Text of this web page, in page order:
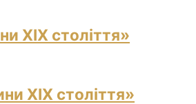
ХІХ століття»
ХІХ століття»